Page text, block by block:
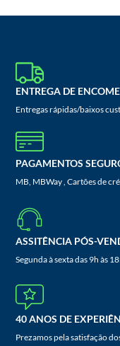
ENTREGA DE
Entregas rápidas/baixos
PAGAMENTOS
MB, MBWay , Cartões de
ASSITÊNCIA PÓS-
Segunda à sexta das 9h às
40 ANOS DE
Prezamos pela satisfação